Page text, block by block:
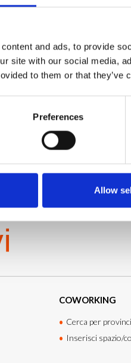
and ads, to provide
site with our social media,
to them or that
Preferences
Allow
COWORKING
Cerca per
Inserisci spazio/